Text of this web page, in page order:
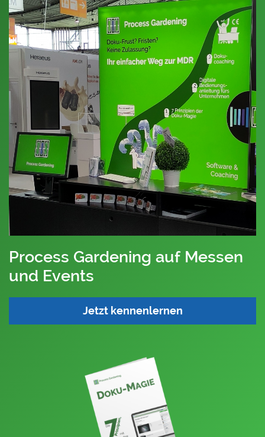
Process Gardening auf Messen
und Events
Jetzt kennenlernen